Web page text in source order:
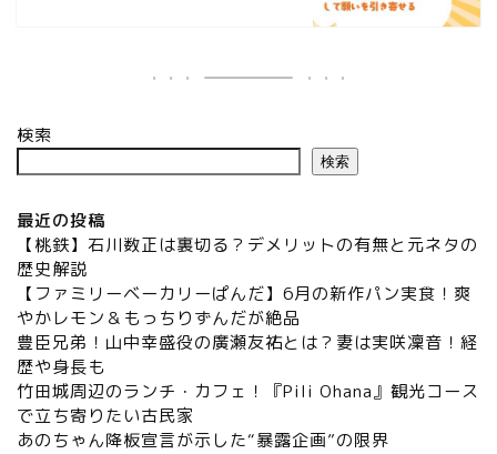
検索
検索
最近の投稿
【桃鉄】石川数正は裏切る？デメリットの有無と元ネタの
歴史解説
【ファミリーベーカリーぱんだ】6月の新作パン実食！爽
やかレモン＆もっちりずんだが絶品
豊臣兄弟！山中幸盛役の廣瀬友祐とは？妻は実咲凜音！経
歴や身長も
竹田城周辺のランチ・カフェ！『Pili Ohana』観光コース
で立ち寄りたい古民家
あのちゃん降板宣言が示した“暴露企画”の限界